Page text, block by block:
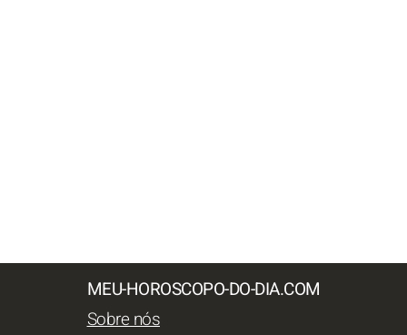
MEU-HOROSCOPO-DO-DIA.COM
Sobre nós